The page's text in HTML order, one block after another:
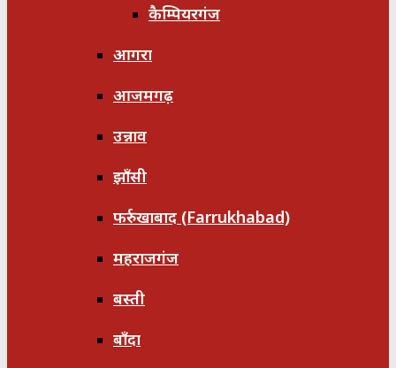
कैम्पियरगंज
आगरा
आजमगढ़
उन्नाव
झाँसी
फर्रुखाबाद (Farrukhabad)
महराजगंज
बस्ती
बाँदा